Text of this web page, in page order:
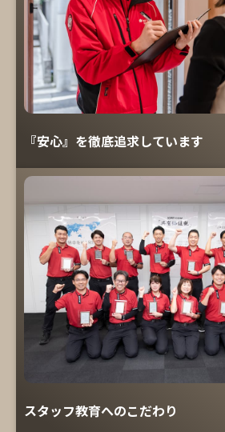
『安心』を徹底追求しています
スタッフ教育へのこだわり